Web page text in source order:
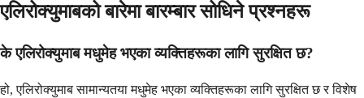
एलिरोक्युमाबको बारेमा बारम्बार सोधिने प्रश्नहरू
के एलिरोक्युमाब मधुमेह भएका व्यक्तिहरूका लागि सुरक्षित छ?
हो, एलिरोक्युमाब सामान्यतया मधुमेह भएका व्यक्तिहरूका लागि सुरक्षित छ र विशेष